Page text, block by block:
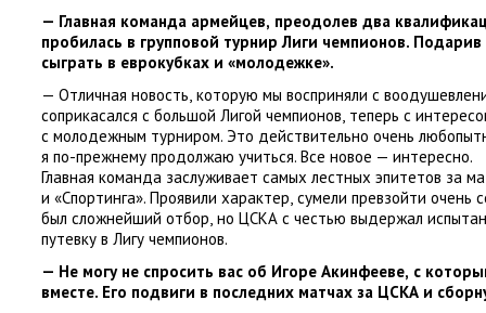
— Главная команда армейцев, преодолев два
пробилась в групповой турнир Лиги чемпионов.
сыграть в еврокубках и «молодежке».
— Отличная новость, которую мы восприняли с
соприкасался с большой Лигой чемпионов, теперь с
с молодежным турниром. Это действительно очень
я по-прежнему продолжаю учиться. Все новое — интересно.
Главная команда заслуживает самых лестных эпитетов за
и «Спортинга». Проявили характер, сумели превзойти очень
был сложнейший отбор, но ЦСКА с честью выдержал
путевку в Лигу чемпионов.
— Не могу не спросить вас об Игоре Акинфееве, с
вместе. Его подвиги в последних матчах за ЦСКА и